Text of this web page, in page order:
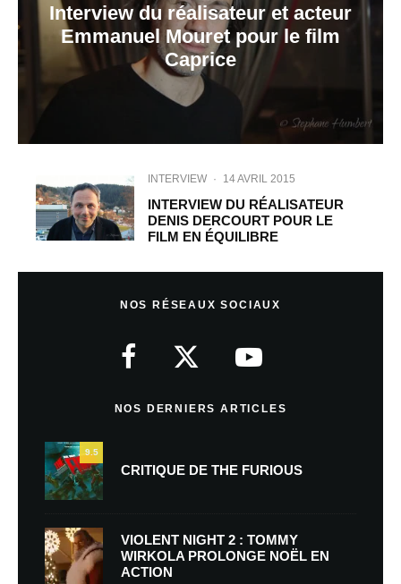
Interview du réalisateur et acteur
Emmanuel Mouret pour le film
Caprice
INTERVIEW · 14 AVRIL 2015
INTERVIEW DU RÉALISATEUR
DENIS DERCOURT POUR LE
FILM EN ÉQUILIBRE
NOS RÉSEAUX SOCIAUX
NOS DERNIERS ARTICLES
9.5
CRITIQUE DE THE FURIOUS
VIOLENT NIGHT 2 : TOMMY
WIRKOLA PROLONGE NOËL EN
ACTION